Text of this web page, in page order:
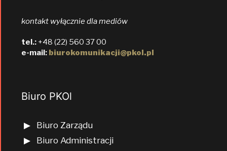
kontakt wyłącznie dla mediów
tel.: +48 (22) 560 37 00
e-mail: biurokomunikacji@pkol.pl
Biuro PKOl
Biuro Zarządu
Biuro Administracji